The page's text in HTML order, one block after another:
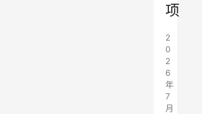
项
2
0
2
6
年
7
月